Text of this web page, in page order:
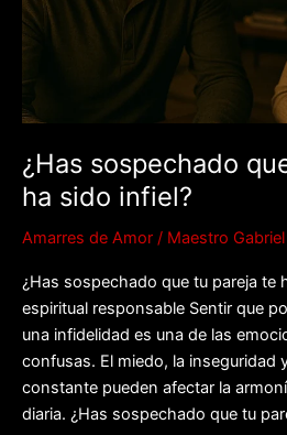
¿Has sospechado
ha sido infiel?
Amarres de Amor / Maestro Gabriel
¿Has sospechado que tu pareja te
espiritual responsable Sentir que
una infidelidad es una de las
confusas. El miedo, la inseguridad
constante pueden afectar la
diaria. ¿Has sospechado que tu
te